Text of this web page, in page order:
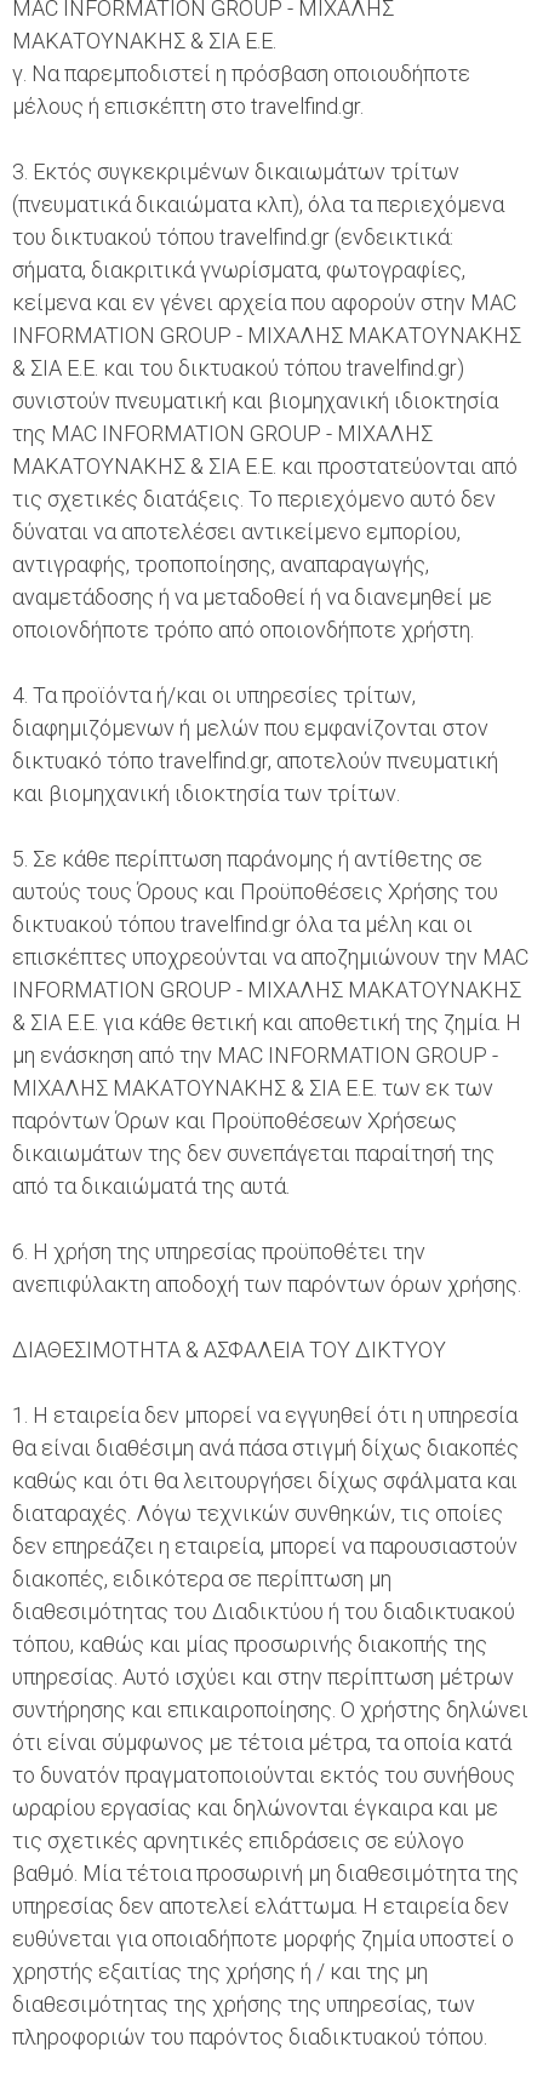
MAC INFORMATION GROUP - ΜΙΧΑΛΗΣ
ΜΑΚΑΤΟΥΝΑΚΗΣ & ΣΙΑ Ε.Ε.
γ. Να παρεμποδιστεί η πρόσβαση οποιουδήποτε
μέλους ή επισκέπτη στο travelfind.gr.
3. Eκτός συγκεκριμένων δικαιωμάτων τρίτων
(πνευματικά δικαιώματα κλπ), όλα τα περιεχόμενα
του δικτυακού τόπου travelfind.gr (ενδεικτικά:
σήματα, διακριτικά γνωρίσματα, φωτογραφίες,
κείμενα και εν γένει αρχεία που αφορούν στην MAC
INFORMATION GROUP - ΜΙΧΑΛΗΣ ΜΑΚΑΤΟΥΝΑΚΗΣ
& ΣΙΑ Ε.Ε. και του δικτυακού τόπου travelfind.gr)
συνιστούν πνευματική και βιομηχανική ιδιοκτησία
της MAC INFORMATION GROUP - ΜΙΧΑΛΗΣ
ΜΑΚΑΤΟΥΝΑΚΗΣ & ΣΙΑ Ε.Ε. και προστατεύονται από
τις σχετικές διατάξεις. Το περιεχόμενο αυτό δεν
δύναται να αποτελέσει αντικείμενο εμπορίου,
αντιγραφής, τροποποίησης, αναπαραγωγής,
αναμετάδοσης ή να μεταδοθεί ή να διανεμηθεί με
οποιονδήποτε τρόπο από οποιονδήποτε χρήστη.
4. Τα προϊόντα ή/και οι υπηρεσίες τρίτων,
διαφημιζόμενων ή μελών που εμφανίζονται στον
δικτυακό τόπο travelfind.gr, αποτελούν πνευματική
και βιομηχανική ιδιοκτησία των τρίτων.
5. Σε κάθε περίπτωση παράνομης ή αντίθετης σε
αυτούς τους Όρους και Προϋποθέσεις Χρήσης του
δικτυακού τόπου travelfind.gr όλα τα μέλη και οι
επισκέπτες υποχρεούνται να αποζημιώνουν την MAC
INFORMATION GROUP - ΜΙΧΑΛΗΣ ΜΑΚΑΤΟΥΝΑΚΗΣ
& ΣΙΑ Ε.Ε. για κάθε θετική και αποθετική της ζημία. Η
μη ενάσκηση από την MAC INFORMATION GROUP -
ΜΙΧΑΛΗΣ ΜΑΚΑΤΟΥΝΑΚΗΣ & ΣΙΑ Ε.Ε. των εκ των
παρόντων Όρων και Προϋποθέσεων Χρήσεως
δικαιωμάτων της δεν συνεπάγεται παραίτησή της
από τα δικαιώματά της αυτά.
6. Η χρήση της υπηρεσίας προϋποθέτει την
ανεπιφύλακτη αποδοχή των παρόντων όρων χρήσης.
ΔΙΑΘΕΣΙΜΟΤΗΤΑ & ΑΣΦΑΛΕΙΑ ΤΟΥ ΔΙΚΤΥΟΥ
1. Η εταιρεία δεν μπορεί να εγγυηθεί ότι η υπηρεσία
θα είναι διαθέσιμη ανά πάσα στιγμή δίχως διακοπές
καθώς και ότι θα λειτουργήσει δίχως σφάλματα και
διαταραχές. Λόγω τεχνικών συνθηκών, τις οποίες
δεν επηρεάζει η εταιρεία, μπορεί να παρουσιαστούν
διακοπές, ειδικότερα σε περίπτωση μη
διαθεσιμότητας του Διαδικτύου ή του διαδικτυακού
τόπου, καθώς και μίας προσωρινής διακοπής της
υπηρεσίας. Αυτό ισχύει και στην περίπτωση μέτρων
συντήρησης και επικαιροποίησης. Ο χρήστης δηλώνει
ότι είναι σύμφωνος με τέτοια μέτρα, τα οποία κατά
το δυνατόν πραγματοποιούνται εκτός του συνήθους
ωραρίου εργασίας και δηλώνονται έγκαιρα και με
τις σχετικές αρνητικές επιδράσεις σε εύλογο
βαθμό. Μία τέτοια προσωρινή μη διαθεσιμότητα της
υπηρεσίας δεν αποτελεί ελάττωμα. Η εταιρεία δεν
ευθύνεται για οποιαδήποτε μορφής ζημία υποστεί ο
χρηστής εξαιτίας της χρήσης ή / και της μη
διαθεσιμότητας της χρήσης της υπηρεσίας, των
πληροφοριών του παρόντος διαδικτυακού τόπου.